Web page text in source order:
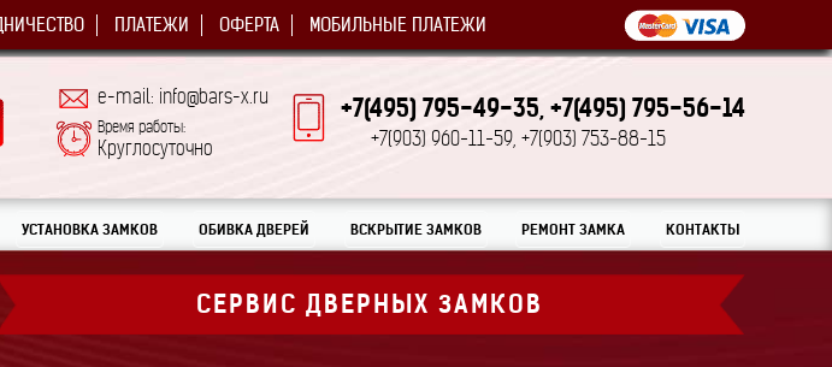
ПЛАТЕЖИ ОФЕРТА МОБИЛЬНЫЕ ПЛАТЕЖИ
e-mail: info@bars-x.ru
Время работы:
Круглосуточно
+7(495) 795-49-35, +7(495) 795-56-14
+7(903) 960-11-59, +7(903) 753-88-15
УСТАНОВКА ЗАМКОВ ОБИВКА ДВЕРЕЙ ВСКРЫТИЕ ЗАМКОВ РЕМОНТ ЗАМКА КОНТАКТЫ
СЕРВИС ДВЕРНЫХ ЗАМКОВ